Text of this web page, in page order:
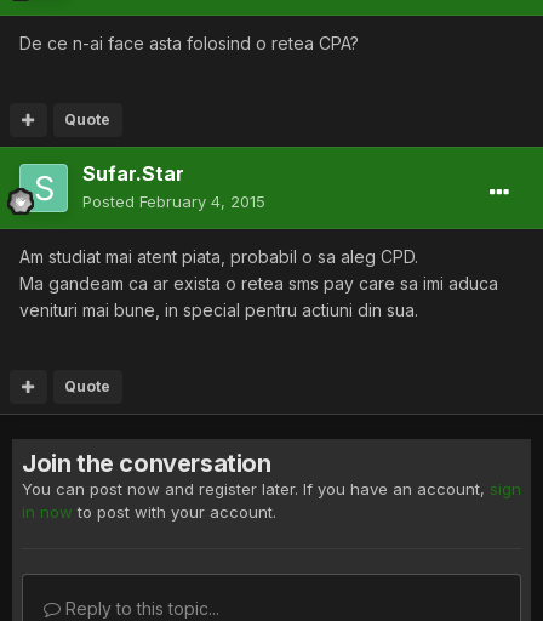
De ce n-ai face asta folosind o retea CPA?
Quote
Sufar.Star
Posted February 4, 2015
Am studiat mai atent piata, probabil o sa aleg CPD.
Ma gandeam ca ar exista o retea sms pay care sa imi aduca
venituri mai bune, in special pentru actiuni din sua.
Quote
Join the conversation
You can post now and register later. If you have an account, sign
in now to post with your account.
Reply to this topic...